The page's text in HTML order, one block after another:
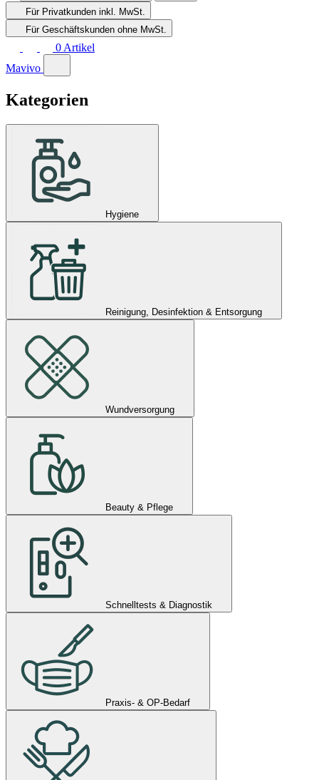
Für Privatkunden inkl. MwSt.
Für Geschäftskunden ohne MwSt.
0 Artikel
Mavivo
Kategorien
Hygiene
Reinigung, Desinfektion & Entsorgung
Wundversorgung
Beauty & Pflege
Schnelltests & Diagnostik
Praxis- & OP-Bedarf